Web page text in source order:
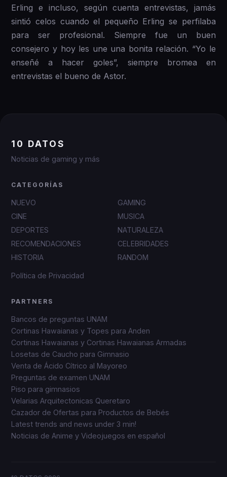
Erling e incluso, según cuenta entrevistas, jamás
sintió celos cuando el pequeño Erling se perfilaba
para ser profesional. Siempre fue un buen
consejero y hoy les une una bonita relación. “Yo le
enseñé a hacer goles”, siempre bromea en
entrevistas el bueno de Astor.
10 DATOS
Noticias de gaming y más
CATEGORÍAS
NUEVO
GAMING
CINE
MUSICA
DEPORTES
NATURALEZA
RECOMENDACIONES
CELEBRIDADES
HISTORIA
RANDOM
Política de Privacidad
PARTNERS
Bancos de preguntas UNAM
Cortinas Hawaianas y Topes para Anden
Cortinas Hawaianas y Cortinas Hawaianas Armadas
Losetas de Caucho para Gimnasio
Venta de Ácido Cítrico al Mayoreo
Preguntas de examen UNAM
Piso para gimnasios
Velarias Arquitectonicas Queretaro
Cazador de Ofertas para Productos de Bebés
Latest trends and news under 3 min!
Noticias de Anime y Videojuegos en español